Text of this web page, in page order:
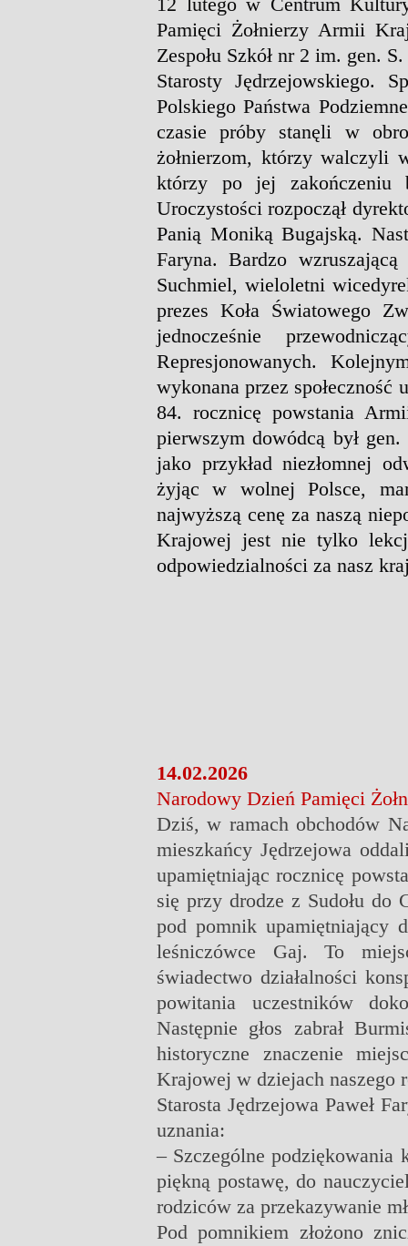
Pamięci Żołnierzy Armii
Zespołu Szkół nr 2 im. gen.
Starosty Jędrzejowskiego.
Polskiego Państwa
czasie próby stanęli w
żołnierzom, którzy
którzy po jej zakończeniu
Uroczystości rozpoczął
Panią Moniką Bugajską.
Faryna. Bardzo
Suchmiel, wieloletni
prezes Koła Światowego
jednocześnie
Represjonowanych.
wykonana przez społeczność
84. rocznicę powstania
pierwszym dowódcą był
jako przykład niezłomnej
żyjąc w wolnej Polsce,
najwyższą cenę za naszą
Krajowej jest nie tylko
odpowiedzialności za nasz
14.02.2026
Narodowy Dzień Pamięci
Dziś, w ramach obchodów
mieszkańcy Jędrzejowa
upamiętniając rocznicę
się przy drodze z Sudołu do
pod pomnik upamiętniający
leśniczówce Gaj. To
świadectwo działalności
powitania uczestników
Następnie głos zabrał
historyczne znaczenie
Krajowej w dziejach naszego
Starosta Jędrzejowa Paweł
uznania:
– Szczególne podziękowania
piękną postawę, do
rodziców za przekazywanie
Pod pomnikiem złożono